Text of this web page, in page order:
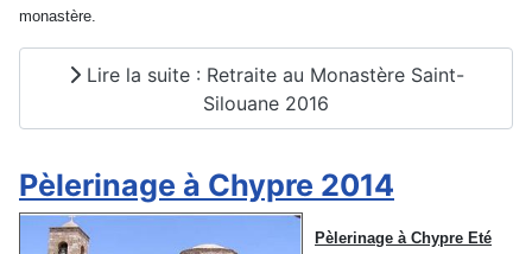
monastère.
Lire la suite : Retraite au Monastère Saint-
Silouane 2016
Pèlerinage à Chypre 2014
Pèlerinage à Chypre Eté